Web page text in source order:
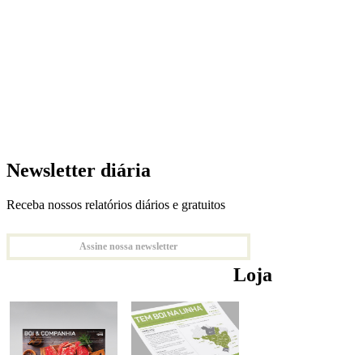
Newsletter diária
Receba nossos relatórios diários e gratuitos
Assine nossa newsletter
Loja